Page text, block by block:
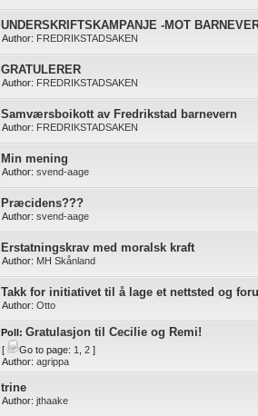
UNDERSKRIFTSKAMPANJE -MOT
Author: FREDRIKSTADSAKEN
GRATULERER
Author: FREDRIKSTADSAKEN
Samværsboikott av Fredrikstad barnevern
Author: FREDRIKSTADSAKEN
Min mening
Author: svend-aage
Præcidens???
Author: svend-aage
Erstatningskrav med moralsk kraft
Author: MH Skånland
Takk for initiativet til å lage et nettsted og
Author: Otto
Poll: Gratulasjon til Cecilie og Remi!
[ Go to page: 1 2 ]
Author: agrippa
trine
Author: jthaake